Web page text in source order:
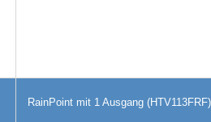
RainPoint mit 1 Ausgang (HTV113FRF)